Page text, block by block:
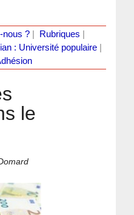
nous ?| Rubriques
: Université populaire
le